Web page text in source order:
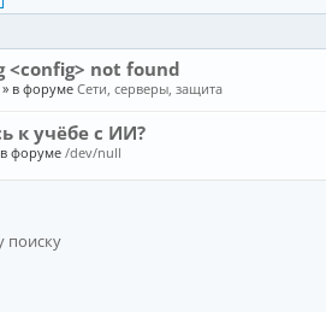
<config> not found
» в форуме Сети, серверы, защита
к учёбе с ИИ?
форуме /dev/null
поиску